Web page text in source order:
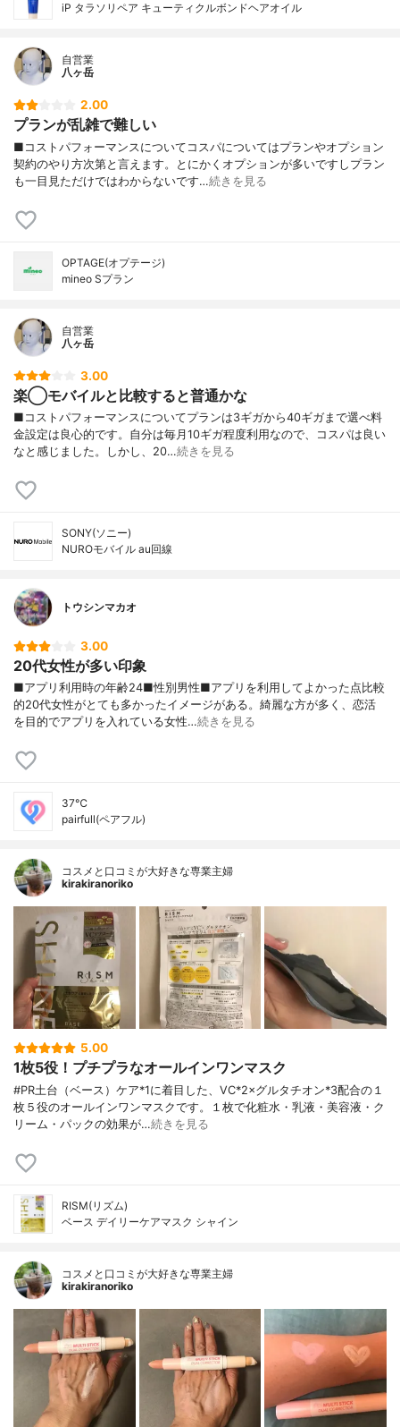
iP タラソリペア キューティクルボンドヘアオイル
自営業
八ヶ岳
2.00
プランが乱雑で難しい
■コストパフォーマンスについてコスパについてはプランやオプション
契約のやり方次第と言えます。とにかくオプションが多いですしプラン
も一目見ただけではわからないです…続きを見る
OPTAGE(オプテージ)
mineo Sプラン
自営業
八ヶ岳
3.00
楽◯モバイルと比較すると普通かな
■コストパフォーマンスについてプランは3ギガから40ギガまで選べ料
金設定は良心的です。自分は毎月10ギガ程度利用なので、コスパは良い
なと感じました。しかし、20…続きを見る
SONY(ソニー)
NUROモバイル au回線
トウシンマカオ
3.00
20代女性が多い印象
■アプリ利用時の年齢24■性別男性■アプリを利用してよかった点比較
的20代女性がとても多かったイメージがある。綺麗な方が多く、恋活
を目的でアプリを入れている女性…続きを見る
37℃
pairfull(ペアフル)
コスメと口コミが大好きな専業主婦
kirakiranoriko
5.00
1枚5役！プチプラなオールインワンマスク
#PR土台（ベース）ケア*1に着目した、VC*2×グルタチオン*3配合の１
枚５役のオールインワンマスクです。１枚で化粧水・乳液・美容液・ク
リーム・パックの効果が…続きを見る
RISM(リズム)
ベース デイリーケアマスク シャイン
コスメと口コミが大好きな専業主婦
kirakiranoriko